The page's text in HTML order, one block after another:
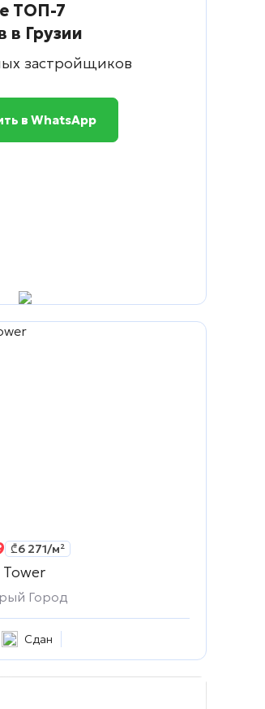
ТОП-7
в Грузии
застройщиков
в WhatsApp
₾6 271/м²
Город
Сдан